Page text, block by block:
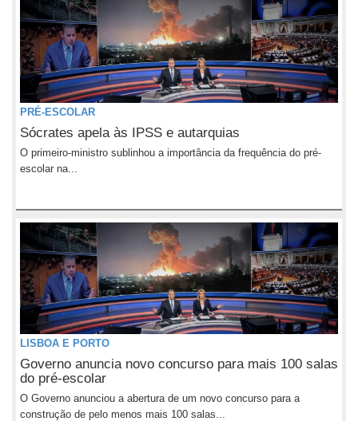
PRÉ-ESCOLAR
Sócrates apela às IPSS e autarquias
O primeiro-ministro sublinhou a importância da frequência do pré-
escolar na...
LISBOA E PORTO
Governo anuncia novo concurso para mais 100 salas
do pré-escolar
O Governo anunciou a abertura de um novo concurso para a
construção de pelo menos mais 100 salas...